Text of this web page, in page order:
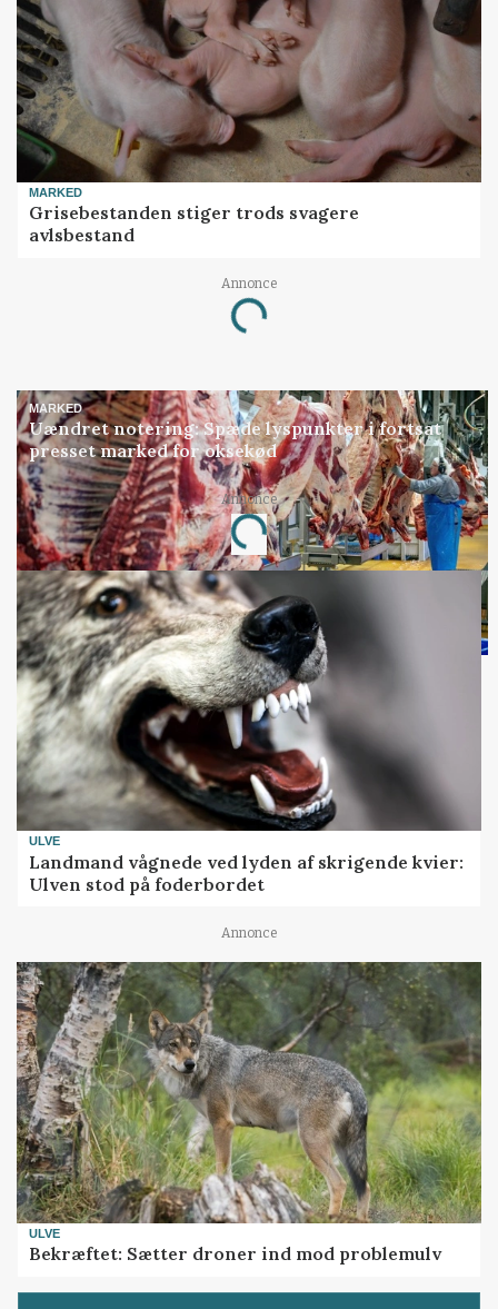
MARKED
Grisebestanden stiger trods svagere
avlsbestand
Annonce
Loading...
MARKED
Uændret notering: Spæde lyspunkter i fortsat
presset marked for oksekød
Annonce
Loading...
ULVE
Landmand vågnede ved lyden af skrigende kvier:
Ulven stod på foderbordet
Annonce
ULVE
Bekræftet: Sætter droner ind mod problemulv